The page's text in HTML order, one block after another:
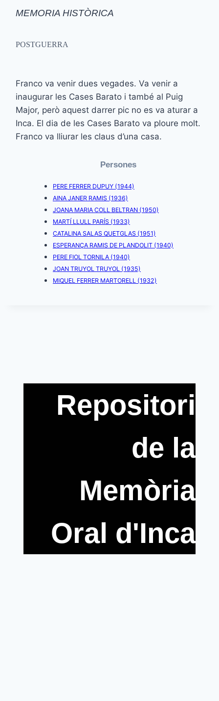
MEMORIA HISTÒRICA
POSTGUERRA
Franco va venir dues vegades. Va venir a
inaugurar les Cases Barato i també al Puig
Major, però aquest darrer pic no es va aturar a
Inca. El dia de les Cases Barato va ploure molt.
Franco va lliurar les claus d’una casa.
Persones
PERE FERRER DUPUY (1944)
AINA JANER RAMIS (1936)
JOANA MARIA COLL BELTRAN (1950)
MARTÍ LLULL PARÍS (1933)
CATALINA SALAS QUETGLAS (1951)
ESPERANÇA RAMIS DE PLANDOLIT (1940)
PERE FIOL TORNILA (1940)
JOAN TRUYOL TRUYOL (1935)
MIQUEL FERRER MARTORELL (1932)
Repositori
de la
Memòria
Oral d'Inca